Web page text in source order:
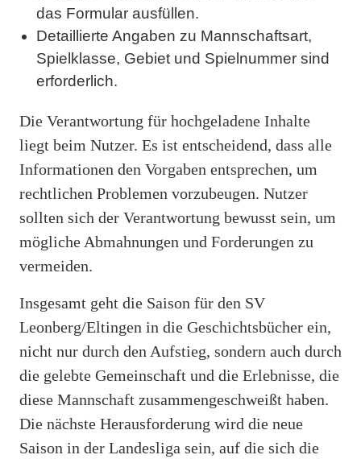
das Formular ausfüllen.
Detaillierte Angaben zu Mannschaftsart,
Spielklasse, Gebiet und Spielnummer sind
erforderlich.
Die Verantwortung für hochgeladene Inhalte
liegt beim Nutzer. Es ist entscheidend, dass alle
Informationen den Vorgaben entsprechen, um
rechtlichen Problemen vorzubeugen. Nutzer
sollten sich der Verantwortung bewusst sein, um
mögliche Abmahnungen und Forderungen zu
vermeiden.
Insgesamt geht die Saison für den SV
Leonberg/Eltingen in die Geschichtsbücher ein,
nicht nur durch den Aufstieg, sondern auch durch
die gelebte Gemeinschaft und die Erlebnisse, die
diese Mannschaft zusammengeschweißt haben.
Die nächste Herausforderung wird die neue
Saison in der Landesliga sein, auf die sich die